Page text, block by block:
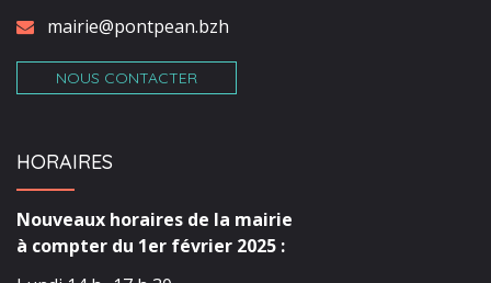
mairie@pontpean.bzh
NOUS CONTACTER
HORAIRES
Nouveaux horaires de la mairie
à compter du 1er février 2025 :